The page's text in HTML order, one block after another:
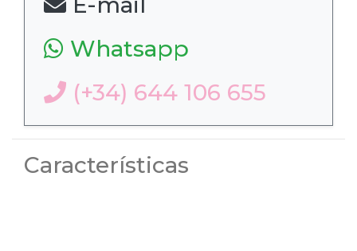
Whatsapp
(+34) 644 106 655
Características